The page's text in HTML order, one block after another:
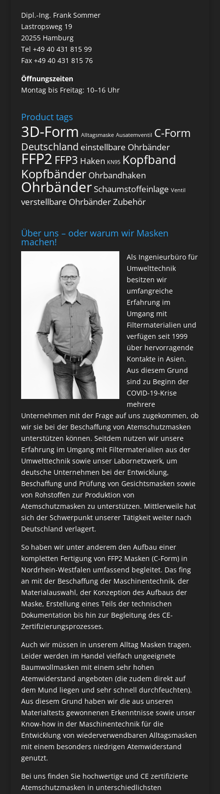
Dipl.-Ing. Frank Sommer
Lastropsweg 19
20255 Hamburg
Tel +49 40 431 815 99
Fax +49 40 431 815 76
Öffnungszeiten
Montag bis Freitag: 10–16 Uhr
Product tags
3D-Form Alltagsmaske Ausatemventil C-Form
Deutschland einstellbare Ohrbänder
FFP2 FFP3 Haken KN95 Kopfband
Kopfbänder Ohrbandhaken
OhrbänderSchaumstoffeinlage Ventil
verstellbare OhrbänderZubehör
Über uns – oder warum wir Masken
machen!
Als Ingenieurbüro für
Umwelttechnik
besitzen wir
umfangreiche
Erfahrung im
Umgang mit
Filtermaterialien und
verfügen seit 1999
über hervorragende
Kontakte in Asien.
Aus diesem Grund
sind zu Beginn der
COVID-19-Krise
mehrere
Unternehmen mit der Frage auf uns zugekommen, ob
wir sie bei der Beschaffung von Atemschutzmasken
unterstützen können. Seitdem nutzen wir unsere
Erfahrung im Umgang mit Filtermaterialien aus der
Umwelttechnik sowie unser Labornetzwerk, um
deutsche Unternehmen bei der Entwicklung,
Beschaffung und Prüfung von Gesichtsmasken sowie
von Rohstoffen zur Produktion von
Atemschutzmasken zu unterstützen. Mittlerweile hat
sich der Schwerpunkt unserer Tätigkeit weiter nach
Deutschland verlagert.
So haben wir unter anderem den Aufbau einer
kompletten Fertigung von FFP2 Masken (C-Form) in
Nordrhein-Westfalen umfassend begleitet. Das fing
an mit der Beschaffung der Maschinentechnik, der
Materialauswahl, der Konzeption des Aufbaus der
Maske, Erstellung eines Teils der technischen
Dokumentation bis hin zur Begleitung des CE-
Zertifizierungsprozesses.
Auch wir müssen in unserem Alltag Masken tragen.
Leider werden im Handel vielfach ungeeignete
Baumwollmasken mit einem sehr hohen
Atemwiderstand angeboten (die zudem direkt auf
dem Mund liegen und sehr schnell durchfeuchten).
Aus diesem Grund haben wir die aus unseren
Materialtests gewonnenen Erkenntnisse sowie unser
Know-how in der Maschinentechnik für die
Entwicklung von wiederverwendbaren Alltagsmasken
mit einem besonders niedrigen Atemwiderstand
genutzt.
Bei uns finden Sie hochwertige und CE zertifizierte
Atemschutzmasken in unterschiedlichsten